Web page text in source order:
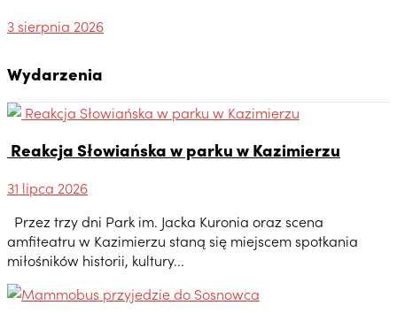
3 sierpnia 2026
Wydarzenia
Reakcja Słowiańska w parku w Kazimierzu
31 lipca 2026
Przez trzy dni Park im. Jacka Kuronia oraz scena
amfiteatru w Kazimierzu staną się miejscem spotkania
miłośników historii, kultury...